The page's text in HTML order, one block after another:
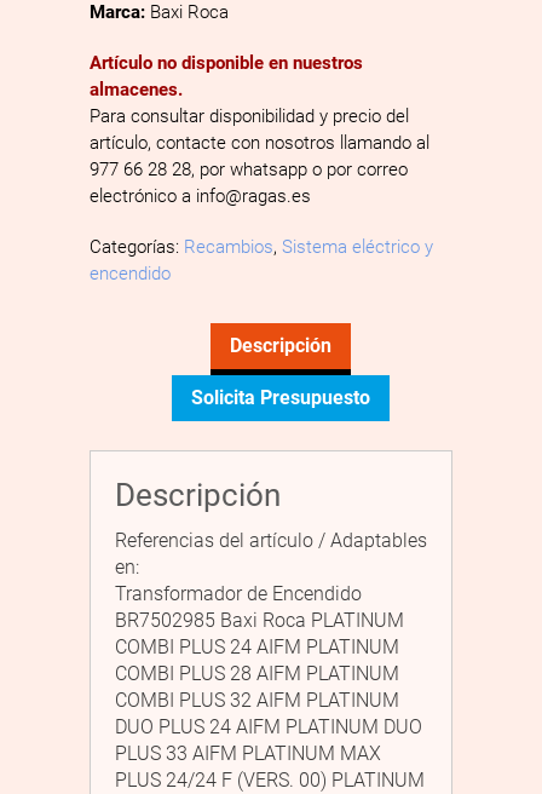
Marca: Baxi Roca
Artículo no disponible en nuestros
almacenes.
Para consultar disponibilidad y precio del
artículo, contacte con nosotros llamando al
977 66 28 28, por whatsapp o por correo
electrónico a info@ragas.es
Categorías: Recambios, Sistema eléctrico y
encendido
Descripción
Solicita Presupuesto
Descripción
Referencias del artículo / Adaptables
en:
Transformador de Encendido
BR7502985 Baxi Roca PLATINUM
COMBI PLUS 24 AIFM PLATINUM
COMBI PLUS 28 AIFM PLATINUM
COMBI PLUS 32 AIFM PLATINUM
DUO PLUS 24 AIFM PLATINUM DUO
PLUS 33 AIFM PLATINUM MAX
PLUS 24/24 F (VERS. 00) PLATINUM